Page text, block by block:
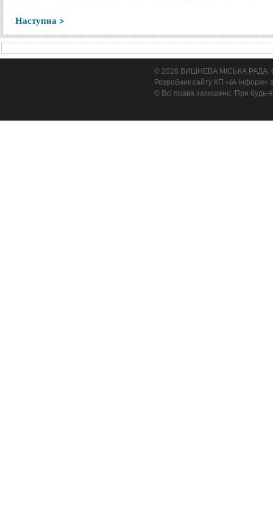
Наступна >
© 2026 ВИШНЕВА МІСЬКА РАДА.
Розробник сайту КП «ІА Інформ»
© Всі права захищено. При будь-